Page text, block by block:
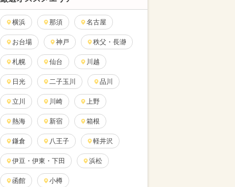
横浜 那須 名古屋
お台場 神戸 秩父・長瀞
札幌 仙台 川越
日光 二子玉川 品川
立川 川崎 上野
熱海 新宿 箱根
鎌倉 八王子 軽井沢
伊豆・伊東・下田 浜松
函館 小樽